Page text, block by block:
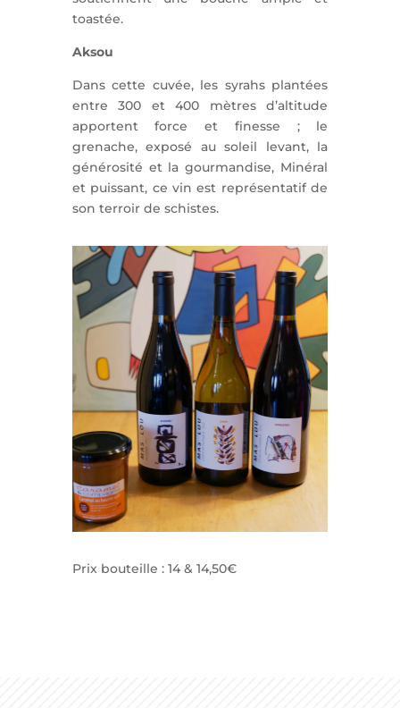
toastée.
Aksou
Dans cette cuvée, les syrahs plantées
entre 300 et 400 mètres d’altitude
apportent force et finesse ; le
grenache, exposé au soleil levant, la
générosité et la gourmandise, Minéral
et puissant, ce vin est représentatif de
son terroir de schistes.
Prix bouteille : 14 & 14,50€